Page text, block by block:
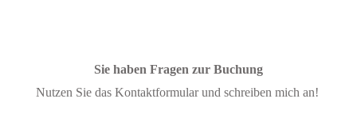
Sie haben Fragen zur Buchung
Nutzen Sie das Kontaktformular und schreiben mich an!